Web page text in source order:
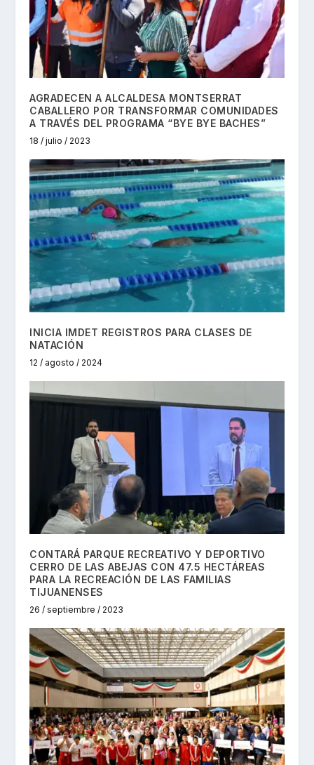
AGRADECEN A ALCALDESA MONTSERRAT
CABALLERO POR TRANSFORMAR COMUNIDADES
A TRAVÉS DEL PROGRAMA “BYE BYE BACHES”
18 / julio / 2023
INICIA IMDET REGISTROS PARA CLASES DE
NATACIÓN
12 / agosto / 2024
CONTARÁ PARQUE RECREATIVO Y DEPORTIVO
CERRO DE LAS ABEJAS CON 47.5 HECTÁREAS
PARA LA RECREACIÓN DE LAS FAMILIAS
TIJUANENSES
26 / septiembre / 2023